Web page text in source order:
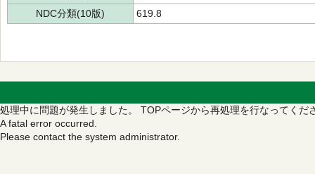
NDC分類(10版)
619.8
処理中に問題が発生しました。 TOPページから再処理を行なってくだ
A fatal error occurred.
Please contact the system administrator.